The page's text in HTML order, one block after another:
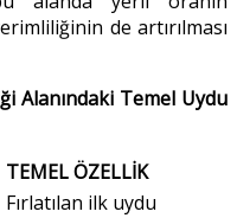
de artırılması
Alanındaki Temel Uydu
TEMEL ÖZELLİK
Fırlatılan ilk uydu